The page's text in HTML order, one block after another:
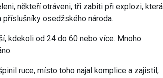
někteří otráveni, tři zabiti při explozi, která
příslušníky osedžského národa.
kdekoli od 24 do 60 nebo více. Mnoho
ruce, místo toho najal komplice a zajistil,